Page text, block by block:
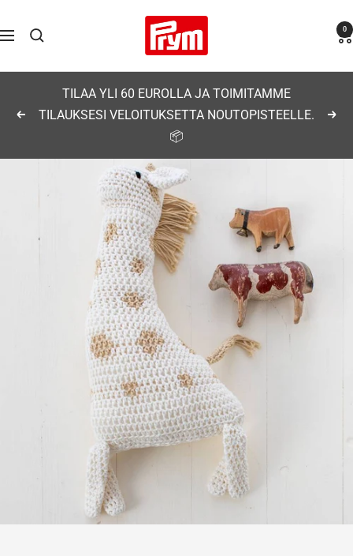
sisältöön
Navigaatio
Prym 0
Edellinen
TILAA YLI 60 EUROLLA JA TOIMITAMME
TILAUKSESI VELOITUKSETTA NOUTOPISTEELLE.
📦